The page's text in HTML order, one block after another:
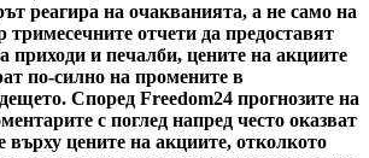
реагира на очакванията, а не само на
тримесечните отчети да предоставят
приходи и печалби, цените на акциите
по-силно на промените в
Според Freedom24 прогнозите на
с поглед напред често оказват
цените на акциите, отколкото